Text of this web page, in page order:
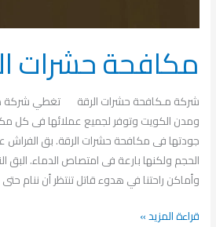
مكافحة حشرات
شركة مـكافحة حشرات الرقة تغطي شركة
ومدن الكويت وتوفر لجميع عملائها فى كل
جودتها فى مكافحة حشرات الرقة. بق الفراش
الحجم ولكنها بارعة فى امتصاص الدماء. البق
وأماكن راحتنا في هدوء قاتل تنتظر أن ننام حتى
قراءة المزيد »